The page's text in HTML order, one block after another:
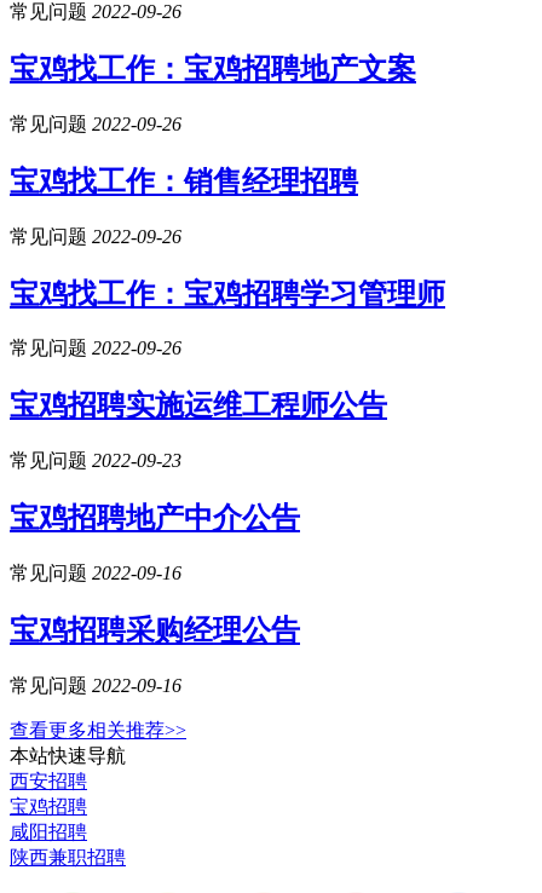
常见问题 2022-09-26
宝鸡找工作：宝鸡招聘地产文案
常见问题 2022-09-26
宝鸡找工作：销售经理招聘
常见问题 2022-09-26
宝鸡找工作：宝鸡招聘学习管理师
常见问题 2022-09-26
宝鸡招聘实施运维工程师公告
常见问题 2022-09-23
宝鸡招聘地产中介公告
常见问题 2022-09-16
宝鸡招聘采购经理公告
常见问题 2022-09-16
查看更多相关推荐>>
本站快速导航
西安招聘
宝鸡招聘
咸阳招聘
陕西兼职招聘